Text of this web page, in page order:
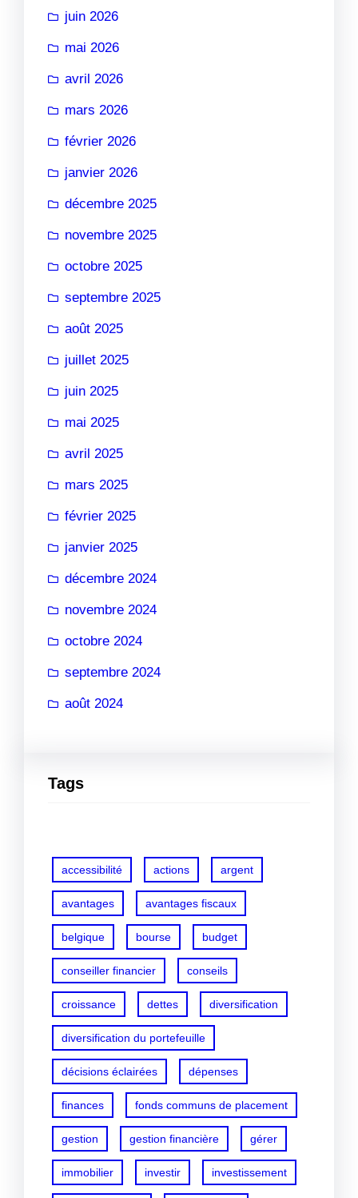
juin 2026
mai 2026
avril 2026
mars 2026
février 2026
janvier 2026
décembre 2025
novembre 2025
octobre 2025
septembre 2025
août 2025
juillet 2025
juin 2025
mai 2025
avril 2025
mars 2025
février 2025
janvier 2025
décembre 2024
novembre 2024
octobre 2024
septembre 2024
août 2024
Tags
accessibilité actions argent
avantages avantages fiscaux
belgique bourse budget
conseiller financier conseils
croissance dettes diversification
diversification du portefeuille
décisions éclairées dépenses
finances fonds communs de placement
gestion gestion financière gérer
immobilier investir investissement